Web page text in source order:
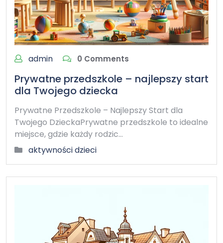
admin 0 Comments
Prywatne przedszkole – najlepszy start
dla Twojego dziecka
Prywatne Przedszkole – Najlepszy Start dla
Twojego DzieckaPrywatne przedszkole to idealne
miejsce, gdzie każdy rodzic…
aktywności dzieci